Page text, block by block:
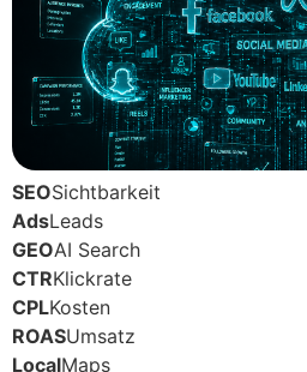
SEOSichtbarkeit
AdsLeads
GEOAI Search
CTRKlickrate
CPLKosten
ROASUmsatz
LocalMaps